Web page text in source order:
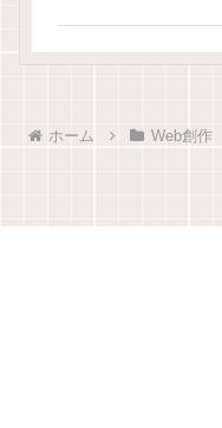
ホーム Web創作